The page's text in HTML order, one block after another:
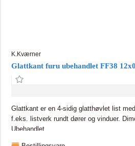
K.Kværner
Glattkant furu ubehandlet FF38
Glattkant er en 4-sidig glatthøvlet list
f.eks. listverk rundt dører og vinduer. Dimensjon: 12x045 mm
Ubehandlet